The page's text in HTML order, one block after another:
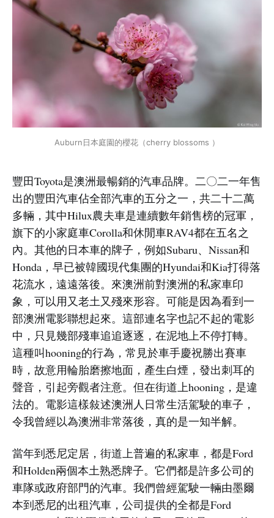
Auburn日本庭園的櫻花（cherry blossoms ）
豐田Toyota是澳洲最暢銷的汽車品牌。二〇二一年售
出的豐田汽車佔全部汽車的五分之一，共二十二萬
多輛，其中Hilux農夫車是連續數年銷售榜的冠軍，
旗下的小家庭車Corolla和休閒車RAV4都在五名之
內。其他的日本車的牌子，例如Subaru、Nissan和
Honda，早已被韓國現代集團的Hyundai和Kia打得落
花流水，遠遠落後。來澳洲前對澳洲的私家車印
象，可以用又老土又殘來形容。可能是因為看到一
部澳洲電影聯想起來。這部連名字也記不起的電影
中，只見幾部殘車追追逐逐，在泥地上不停打轉。
這種叫hooning的行為，常見於車手慶祝勝出賽車
時，故意用輪胎磨擦地面，產生白煙，發出刺耳的
聲音，引起旁觀者注意。但在街道上hooning，是違
法的。電影這樣敍述澳洲人日常生活駕駛的車子，
令我曾經以為澳洲非常落後，真的是一知半解。
當年到悉尼定居，街道上普遍的私家車，都是Ford
和Holden兩個本土熟悉牌子。它們都是許多公司的
車隊或政府部門的汽車。我們曾經駕駛一輛由墨爾
本到悉尼的出租汽車，公司提供的全都是Ford